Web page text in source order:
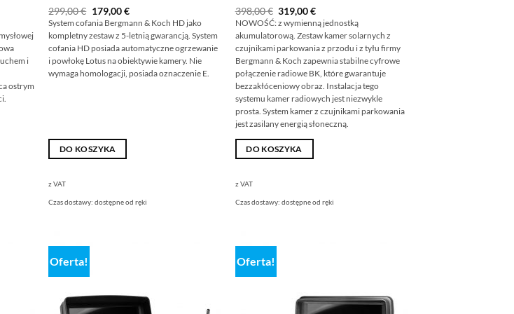
i
ostrym
299,00€ Pierwotna
cena
wynosiła:
299,00
€
179,00€Aktualna
cena
wynosi:
179,00
€.
System cofania Bergmann & Koch HD jako
kompletny zestaw z 5-letnią gwarancją. System
cofania HD posiada automatyczne ogrzewanie
i powłokę Lotus na obiektywie kamery. Nie
wymaga homologacji, posiada oznaczenie E.
DO KOSZYKA
z VAT
Czas dostawy:dostępne od ręki
398,00€ Pierwotna
cena
wynosiła:
398,00
€
319,00€Aktualna
cena
wynosi:
319,00
€.
NOWOŚĆ: z wymienną jednostką
akumulatorową. Zestaw kamer solarnych z
czujnikami parkowania z przodu i z tyłu firmy
Bergmann & Koch zapewnia stabilne cyfrowe
połączenie radiowe BK, które gwarantuje
bezzakłóceniowy obraz. Instalacja tego
systemu kamer radiowych jest niezwykle
prosta. System kamer z czujnikami parkowania
jest zasilany energią słoneczną.
DO KOSZYKA
z VAT
Czas dostawy: dostępne od ręki
Oferta! Oferta!